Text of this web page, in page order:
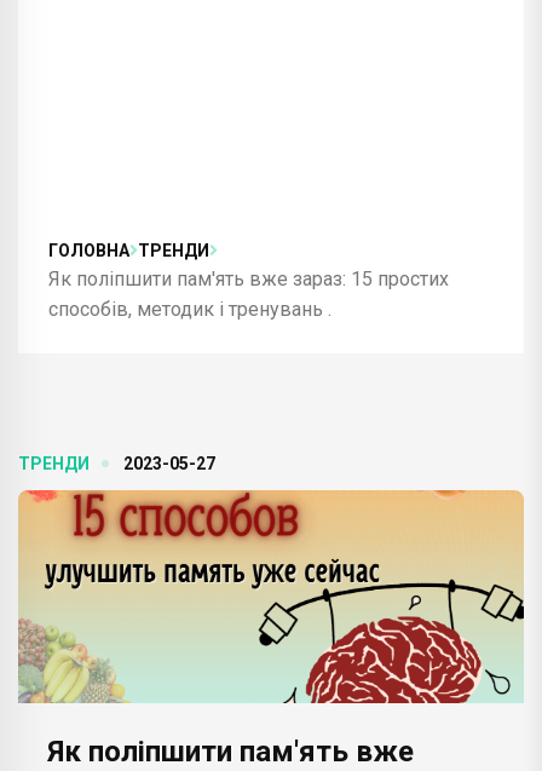
ГОЛОВНА ТРЕНДИ
Як поліпшити пам'ять вже зараз: 15 простих
способів, методик і тренувань .
ТРЕНДИ 2023-05-27
Як поліпшити пам'ять вже